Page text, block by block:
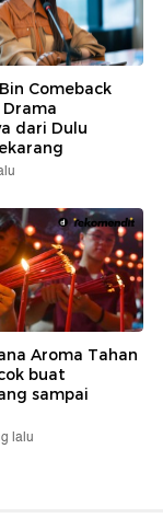
Comeback
Drama
dari Dulu
Aroma Tahan
buat
sampai
lalu